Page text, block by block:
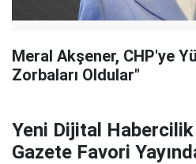
Meral Akşener, CHP'ye
Zorbaları Oldular"
Yeni Dijital
Gazete Favori